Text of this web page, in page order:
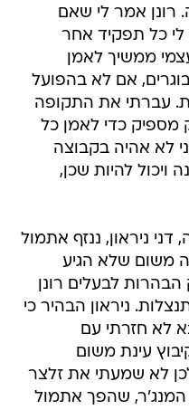
רונן אמר לי שאם
לי כל תפקיד אחר
ממשיך לאמן
אם לא בהפועל
עברתי את התקופה
מספיק כדי לאמן כל
לא אהיה בקבוצה
להיות שכן,
ניראון, ננזף אתמול
משום שלא הגיע
לבעלים רונן
ניראון הבהיר כי
לא חזרתי עם
עינת משום
לא שמעתי את זלצר
המנג'ר, שהפך אתמול